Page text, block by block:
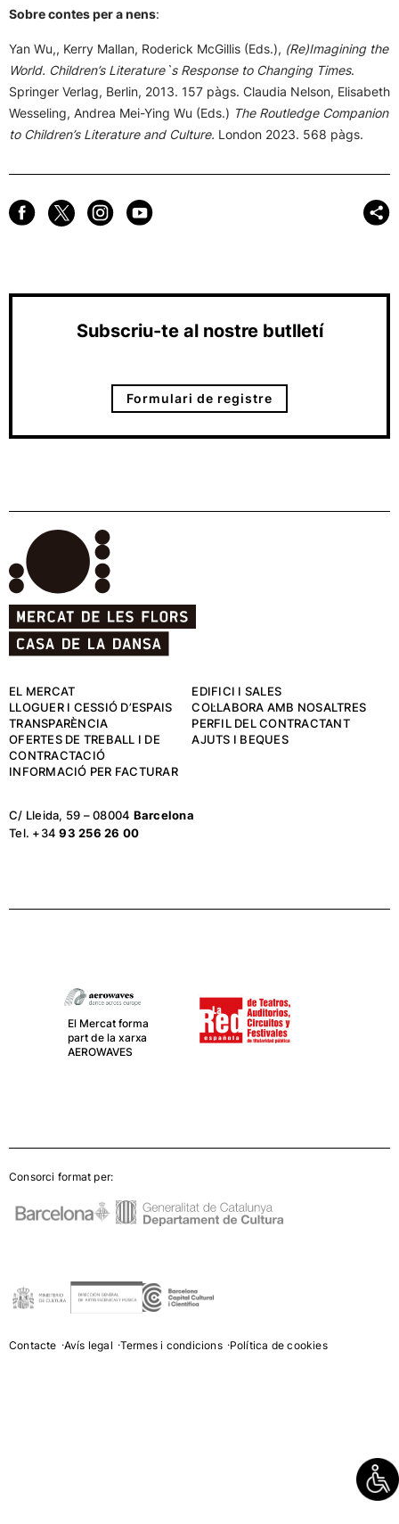
Sobre contes per a nens:
Yan Wu,, Kerry Mallan, Roderick McGillis (Eds.), (Re)Imagining the
World. Children’s Literature`s Response to Changing Times.
Springer Verlag, Berlin, 2013. 157 pàgs. Claudia Nelson, Elisabeth
Wesseling, Andrea Mei-Ying Wu (Eds.) The Routledge Companion
to Children’s Literature and Culture. London 2023. 568 pàgs.
Subscriu-te al nostre butlletí
Formulari de registre
EL MERCAT
EDIFICI I SALES
LLOGUER I CESSIÓ D’ESPAIS
COL·LABORA AMB NOSALTRES
TRANSPARÈNCIA
PERFIL DEL CONTRACTANT
OFERTES DE TREBALL I DE
CONTRACTACIÓ
AJUTS I BEQUES
INFORMACIÓ PER FACTURAR
C/ Lleida, 59 – 08004 Barcelona
Tel. +3493 256 26 00
juntament amb
La Central del
Circ, van de la
mà com a socis
Consorci format per:
Contacte Avís legal Termes i condicions Política de cookies